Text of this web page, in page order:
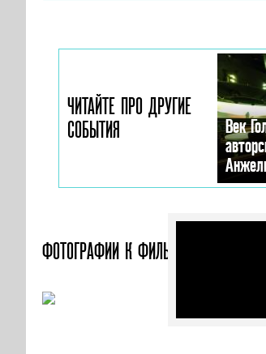
ЧИТАЙТЕ ПРО ДРУГИЕ
СОБЫТИЯ
Век
ФОТОГРАФИИ К ФИЛЬМУ «ЛОНДОН